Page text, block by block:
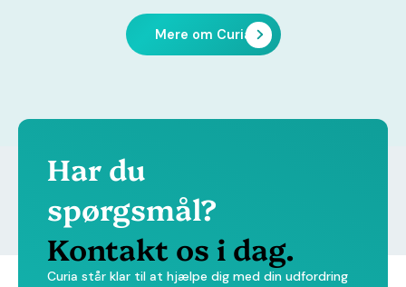
Mere om Curia
Har du
spørgsmål?
Kontakt os i dag.
Curia står klar til at hjælpe dig med din udfordring